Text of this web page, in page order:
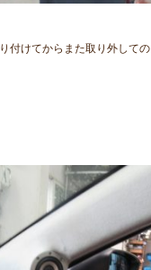
付けてからまた取り外しての